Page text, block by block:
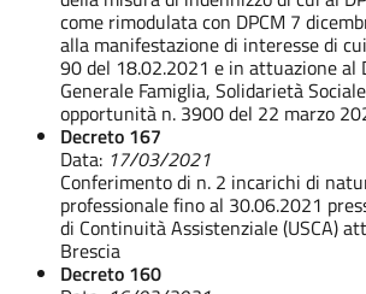
come rimodulata con DPCM 7
alla manifestazione di interesse di
90 del 18.02.2021 e in attuazione al
Generale Famiglia, Solidarietà
opportunità n. 3900 del 22 marzo
Decreto 167
Data: 17/03/2021
Conferimento di n. 2 incarichi di
professionale fino al 30.06.2021
di Continuità Assistenziale (USCA)
Brescia
Decreto 160